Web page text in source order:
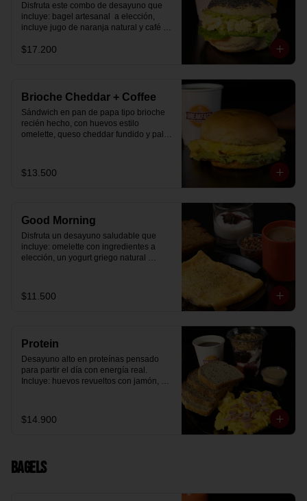
Disfruta este combo de desayuno que
incluye: bagel artesanal  a elección,
incluye jugo de naranja natural y café o
$17.200
Brioche Cheddar + Coffee
Sándwich en pan de papa tipo brioche
recién hecho, con huevos estilo
omelette, queso cheddar fundido y palta,
Se envía en bolsa delivery.
$13.500
Good Morning
Disfruta un desayuno saludable que
incluye: omelette con ingredientes a
elección, un yogurt griego natural
Breakfast y granola (endulzada con
miel), más un café o té a elección y un
$11.500
Protein
Desayuno alto en proteínas pensado
para partir el día con energía real.
Incluye: huevos revueltos con jamón,
mermelada de arándanos y granola
receta exclusiva The Breakfast, porción
$14.900
Bagels